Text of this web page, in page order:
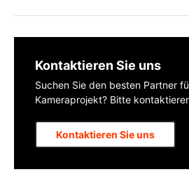
Kontaktieren Sie uns
Suchen Sie den besten Partner
Kameraprojekt? Bitte
Kontaktieren Sie uns